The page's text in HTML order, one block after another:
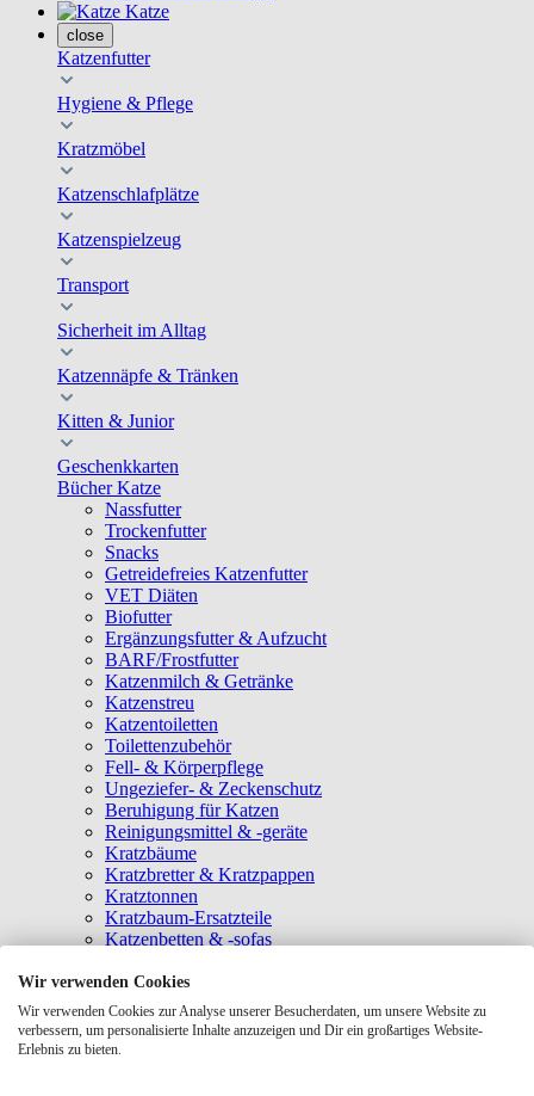
Katze
close
Katzenfutter
Hygiene & Pflege
Kratzmöbel
Katzenschlafplätze
Katzenspielzeug
Transport
Sicherheit im Alltag
Katzennäpfe & Tränken
Kitten & Junior
Geschenkkarten
Bücher Katze
Nassfutter
Trockenfutter
Snacks
Getreidefreies Katzenfutter
VET Diäten
Biofutter
Ergänzungsfutter & Aufzucht
BARF/Frostfutter
Katzenmilch & Getränke
Katzenstreu
Katzentoiletten
Toilettenzubehör
Fell- & Körperpflege
Ungeziefer- & Zeckenschutz
Beruhigung für Katzen
Reinigungsmittel & -geräte
Kratzbäume
Kratzbretter & Kratzpappen
Kratztonnen
Kratzbaum-Ersatzteile
Katzenbetten & -sofas
Katzenhäuser
Hängematten & Fensterliegeplätze
Katzendecken & -matten
Baldrian- & Catnipspielzeug
Wir verwenden Cookies
Wir verwenden Cookies zur Analyse unserer Besucherdaten, um unsere Website zu
verbessern, um personalisierte Inhalte anzuzeigen und Dir ein großartiges Website-
Erlebnis zu bieten.